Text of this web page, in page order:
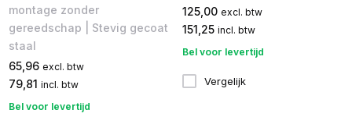
montage zonder
gereedschap | Stevig gecoat
staal
65,96 excl. btw
79,81 incl. btw
Bel voor levertijd
125,00 excl. btw
151,25 incl. btw
Bel voor levertijd
Vergelijk